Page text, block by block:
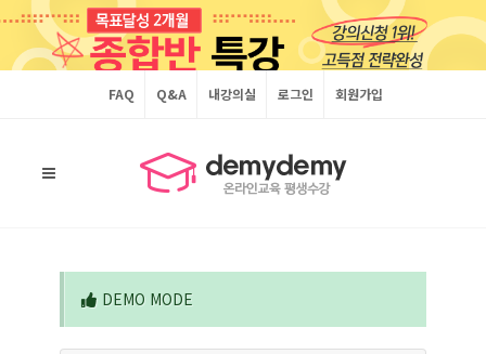
FAQ Q&A 내강의실 로그인 회원가입
DEMO MODE